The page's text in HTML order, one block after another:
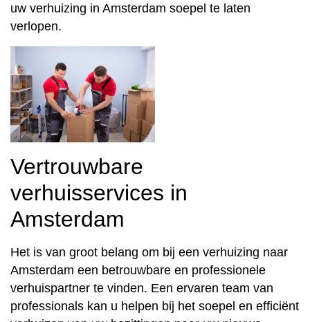
uw verhuizing in Amsterdam soepel te laten
verlopen.
Vertrouwbare
verhuisservices in
Amsterdam
Het is van groot belang om bij een verhuizing naar
Amsterdam een betrouwbare en professionele
verhuispartner te vinden. Een ervaren team van
professionals kan u helpen bij het soepel en efficiënt